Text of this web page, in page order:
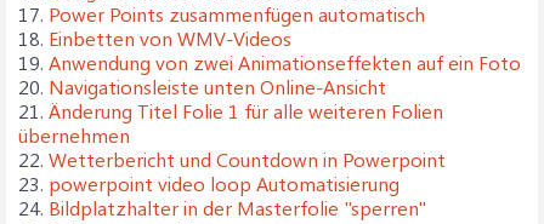
17. Power Points zusammenfügen automatisch
18. Einbetten von WMV-Videos
19. Anwendung von zwei Animationseffekten auf ein Foto
20. Navigationsleiste unten Online-Ansicht
21. Änderung Titel Folie 1 für alle weiteren Folien
übernehmen
22. Wetterbericht und Countdown in Powerpoint
23. powerpoint video loop Automatisierung
24. Bildplatzhalter in der Masterfolie "sperren"